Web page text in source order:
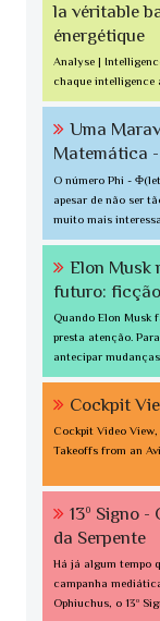
la véritable
énergétique
Analyse |
chaque intelligence
Uma
Matemática
O número Phi -
apesar de não ser
muito mais
Elon Musk
futuro:
Quando Elon Musk
presta atenção.
antecipar
Cockpit
Cockpit Video
Takeoffs from an
13º Signo
da Serpente
Há já algum tempo
campanha
Ophiuchus, o 13º